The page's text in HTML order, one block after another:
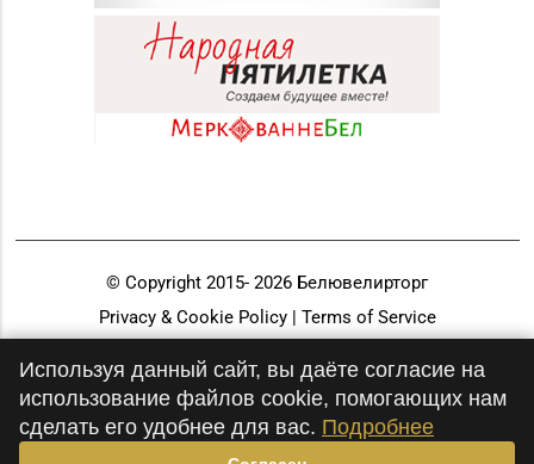
© Copyright 2015- 2026 Белювелирторг
Privacy & Cookie Policy | Terms of Service
Используя данный сайт, вы даёте согласие на
использование файлов cookie, помогающих нам
сделать его удобнее для вас. Подробнее